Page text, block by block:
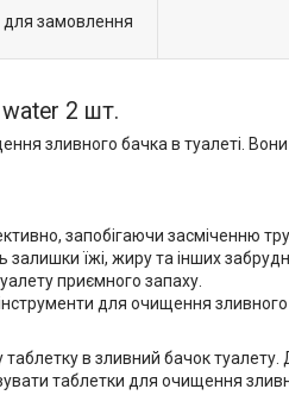
для замовлення
2 шт.
зливного бачка в туалеті.
запобігаючи засміченню
залишки їжі, жиру та інших
приємного запаху.
інструменти для очищення зливного
таблетку в зливний бачок
таблетки для очищення